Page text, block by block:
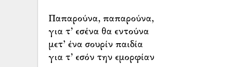
Παπαρούνα, παπαρούνα,
για τ’ εσένα θα εντούνα
μετ’ ένα σουρίν παιδία
για τ’ εσόν την εμορφίαν